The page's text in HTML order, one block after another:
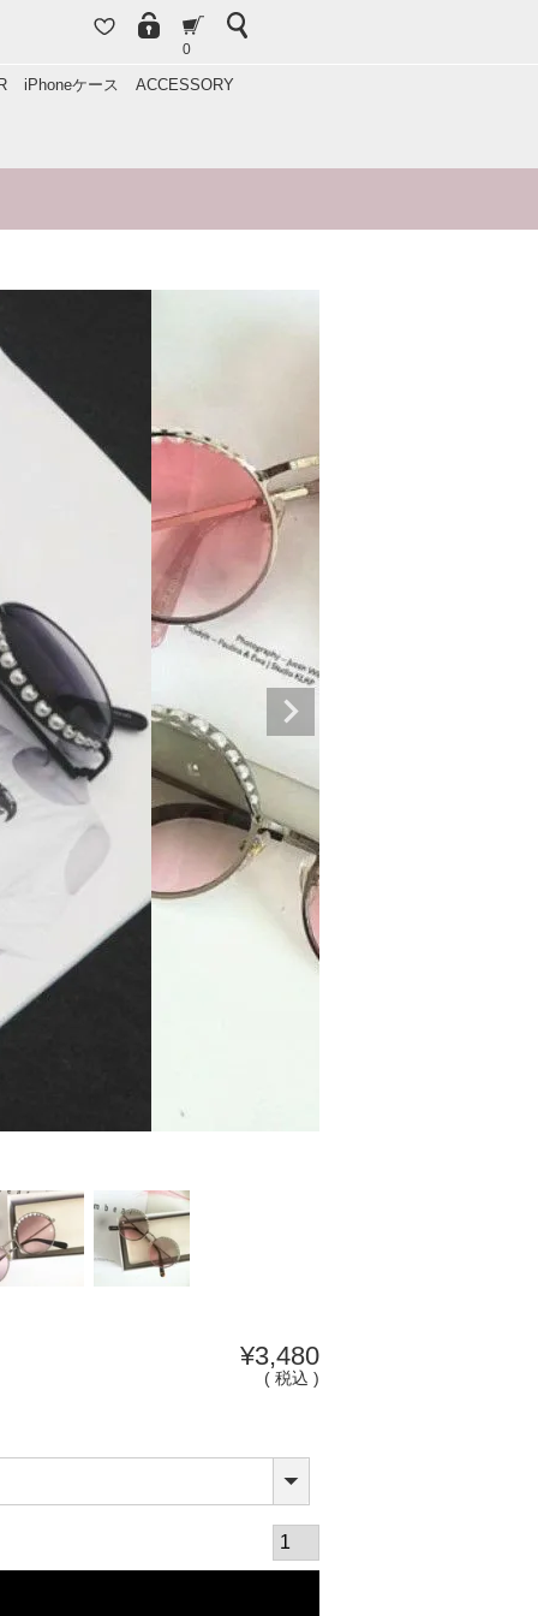
0
iPhoneケース ACCESSORY
¥3,480
税込